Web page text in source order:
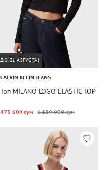
ДО 31 АВГУСТА!
CALVIN KLEIN JEANS
Топ MILANO LOGO ELASTIC TOP
475 600 сум 1 189 000 сум